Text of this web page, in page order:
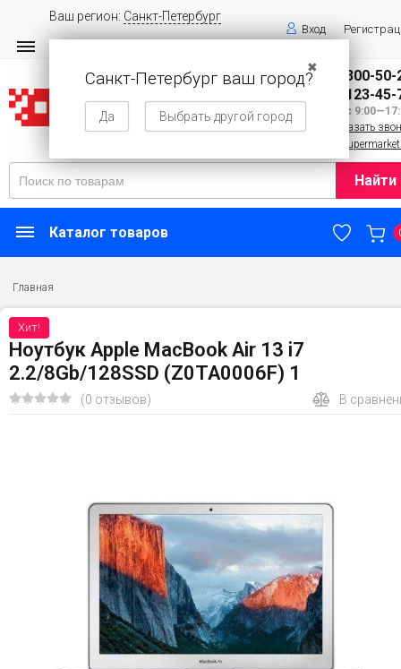
Ваш регион: Санкт-Петербург
✖
Санкт-Петербург ваш город?
Да Выбрать другой город
Вход
8 (800) 300-50-
8 (143) 123-45-
Пн—Вс
Заказать
Найти
Каталог товаров
Главная
Хит!
Ноутбук Apple MacBook Air 13 i7
2.2/8Gb/128SSD (Z0TA0006F) 1
(0 отзывов) В